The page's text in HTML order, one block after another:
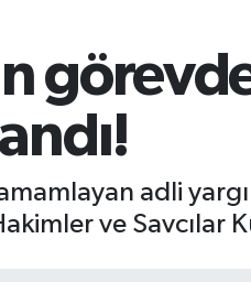
adli yargı
ve Savcılar